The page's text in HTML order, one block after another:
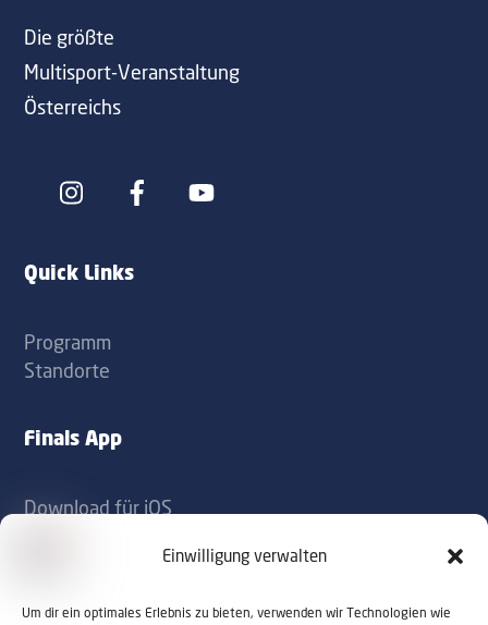
Einwilligung verwalten
Um dir ein optimales Erlebnis zu bieten, verwenden wir Technologien wie
Die größte
Multisport-Veranstaltung
Österreichs
Icon
Icon
Quick Links
Programm
Standorte
Finals App
Download für iOS
Kontakt